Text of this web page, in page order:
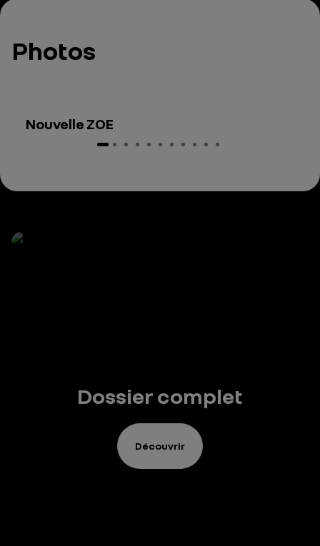
Photos
Nouvelle ZOE
Dossier complet
Découvrir